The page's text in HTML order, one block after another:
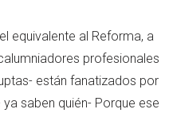
equivalente al Reforma, a
profesionales
están fanatizados por
saben quién- Porque ese